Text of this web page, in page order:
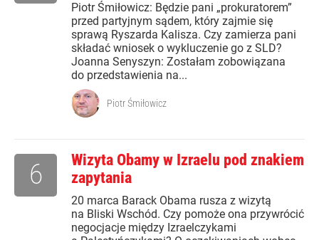
Piotr Śmiłowicz: Będzie pani „prokuratorem”
przed partyjnym sądem, który zajmie się
sprawą Ryszarda Kalisza. Czy zamierza pani
składać wniosek o wykluczenie go z SLD?
Joanna Senyszyn: Zostałam zobowiązana
do przedstawienia na...
Piotr Śmiłowicz
Wizyta Obamy w Izraelu pod znakiem
zapytania
20 marca Barack Obama rusza z wizytą
na Bliski Wschód. Czy pomoże ona przywrócić
negocjacje między Izraelczykami
6